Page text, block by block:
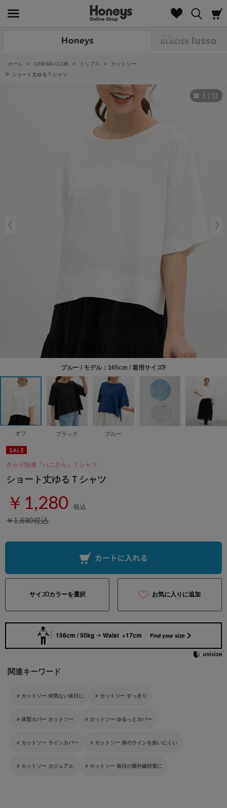
ホーム > CINEMA CLUB > トップス > カットソー
> ショート丈ゆるＴシャツ
1 | 31
ブルー / モデル：165cm / 着用サイズF
オフ ブラック ブルー
さらり快適『ハニさら』Ｔシャツ
ショート丈ゆるＴシャツ
￥1,280 税込
￥1,680税込
サイズ/カラーを選択 お気に入りに追加
156cm / 50kg Waist +17cm Find your size
関連キーワード
カットソー 何気ない休日に カットソー すっきり
体型カバー カットソー カットソー ゆるっとカバー
カットソー ラインカバー カットソー 体のラインを拾いにくい
カットソー カジュアル カットソー 毎日の紫外線対策に